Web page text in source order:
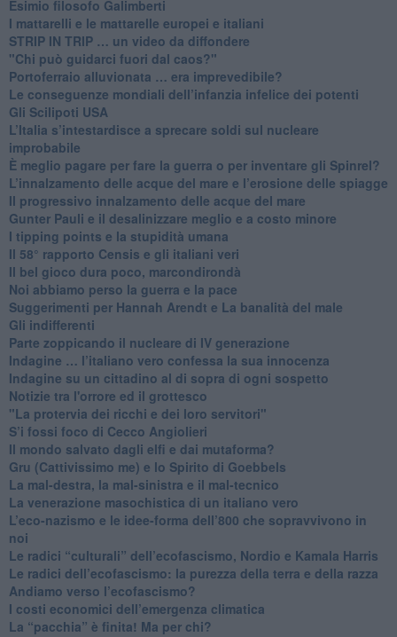
Esimio filosofo Galimberti
​I mattarelli e le mattarelle europei e italiani
​STRIP IN TRIP … un video da diffondere
"Chi può guidarci fuori dal caos?"
​Portoferraio alluvionata … era imprevedibile?
Le conseguenze mondiali dell’infanzia infelice dei potenti
​Gli Scilipoti USA
L’Italia s’intestardisce a sprecare soldi sul nucleare
improbabile
È meglio pagare per fare la guerra o per inventare gli Spinrel?
​L’innalzamento delle acque del mare e l’erosione delle spiagge
​Il progressivo innalzamento delle acque del mare
​Gunter Pauli e il desalinizzare meglio e a costo minore
I tipping points e la stupidità umana
​Il 58° rapporto Censis e gli italiani veri
​Il bel gioco dura poco, marcondirondà
Noi abbiamo perso la guerra e la pace
Suggerimenti per Hannah Arendt e La banalità del male
​Gli indifferenti
Parte zoppicando il nucleare di IV generazione
​Indagine … l’italiano vero confessa la sua innocenza
Indagine su un cittadino al di sopra di ogni sospetto
Notizie tra l'orrore ed il grottesco
"La protervia dei ricchi e dei loro servitori"
S’i fossi foco di Cecco Angiolieri
​Il mondo salvato dagli elfi e dai mutaforma?
Gru (Cattivissimo me) e lo Spirito di Goebbels
​La mal-destra, la mal-sinistra e il mal-tecnico
​La venerazione masochistica di un italiano vero
​L’eco-nazismo e le idee-forma dell’800 che sopravvivono in
noi
​Le radici “culturali” dell’ecofascismo, Nordio e Kamala Harris
Le radici dell’ecofascismo: la purezza della terra e della razza
Andiamo verso l’ecofascismo?
I costi economici dell’emergenza climatica
​La “pacchia” è finita! Ma per chi?